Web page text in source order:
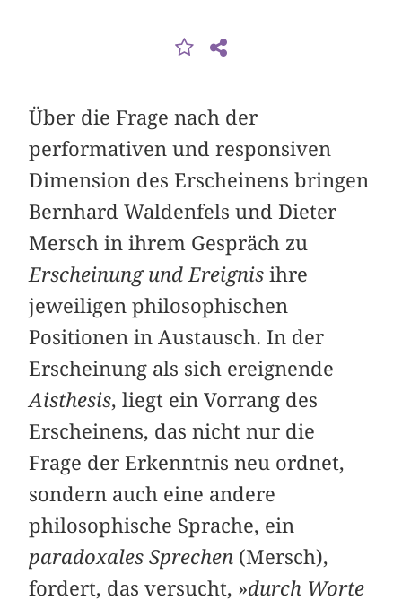
Über die Frage nach der
performativen und responsiven
Dimension des Erscheinens bringen
Bernhard Waldenfels und Dieter
Mersch in ihrem Gespräch zu
Erscheinung und Ereignis ihre
jeweiligen philosophischen
Positionen in Austausch. In der
Erscheinung als sich ereignende
Aisthesis, liegt ein Vorrang des
Erscheinens, das nicht nur die
Frage der Erkenntnis neu ordnet,
sondern auch eine andere
philosophische Sprache, ein
paradoxales Sprechen (Mersch),
fordert, das versucht, »durch Worte